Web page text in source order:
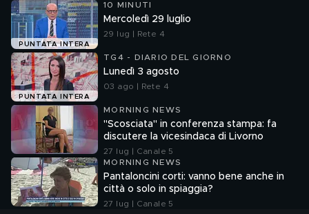
PUNTATA INTERA
10 MINUTI
Mercoledì 29 luglio
29 lug | Rete 4
PUNTATA INTERA
TG4 - DIARIO DEL GIORNO
Lunedì 3 agosto
03 ago | Rete 4
MORNING NEWS
"Scosciata" in conferenza stampa: fa
discutere la vicesindaca di Livorno
27 lug | Canale 5
MORNING NEWS
Pantaloncini corti: vanno bene anche in
città o solo in spiaggia?
27 lug | Canale 5